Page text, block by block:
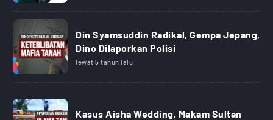
Din Syamsuddin Radikal, Gempa Jepang,
Dino Dilaporkan Polisi
lewat 5 tahun lalu
Kasus Aisha Wedding, Makam Sultan